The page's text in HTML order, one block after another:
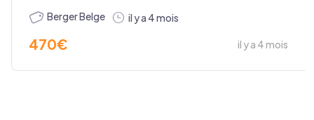
Berger Belge
il y a 4 mois
470€ il y a 4 mois